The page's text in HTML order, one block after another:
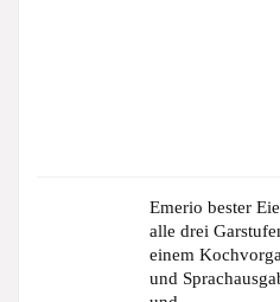
Emerio bester
alle drei
einem
und